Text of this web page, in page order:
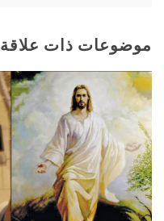
موضوعات ذات علاقة